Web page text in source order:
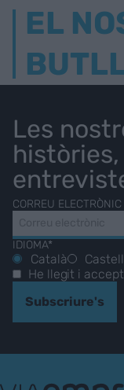
EL
Les
CORREU ELECTRÒNIC
IDIOMA*
Català
He llegit i
Subscriure's